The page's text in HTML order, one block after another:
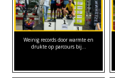
Weinig records door warmte en
drukte op parcours bij…